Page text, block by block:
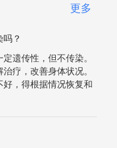
更多
？
遗传性，但不传染。
疗，改善身体状况。
，得根据情况恢复和